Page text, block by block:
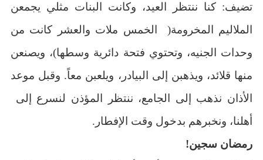
تضيف: كنا ننتظر العيد، وكانت البنات مثلي يجمعن
الملاليم المخرومة( الخمس ملات والعشر كانت من
وحدات الجنيه، وتحتوي فتحة دائرية وسطها)، ويصنعن
منها قلائد، ويذهبن إلى البيادر، ويلعبن معاً. وقبل موعد
الأذان نذهب إلى الجامع، ننتظر المؤذن لنسرع إلى
أهلنا، ونخبرهم بدخول وقت الإفطار.
رمضان سجين!